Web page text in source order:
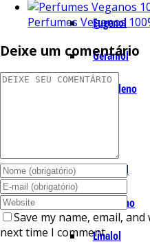
Eugenol
Geraniol
Humuleno
Lemonal
Limoneno
Linalol
Perfumes Veganos
Deixe um comentário
Save my name, email,
next time I comment.